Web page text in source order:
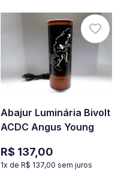
Abajur Luminária Bivolt
ACDC Angus Young
R$ 137,00
1x de R$ 137,00 sem juros